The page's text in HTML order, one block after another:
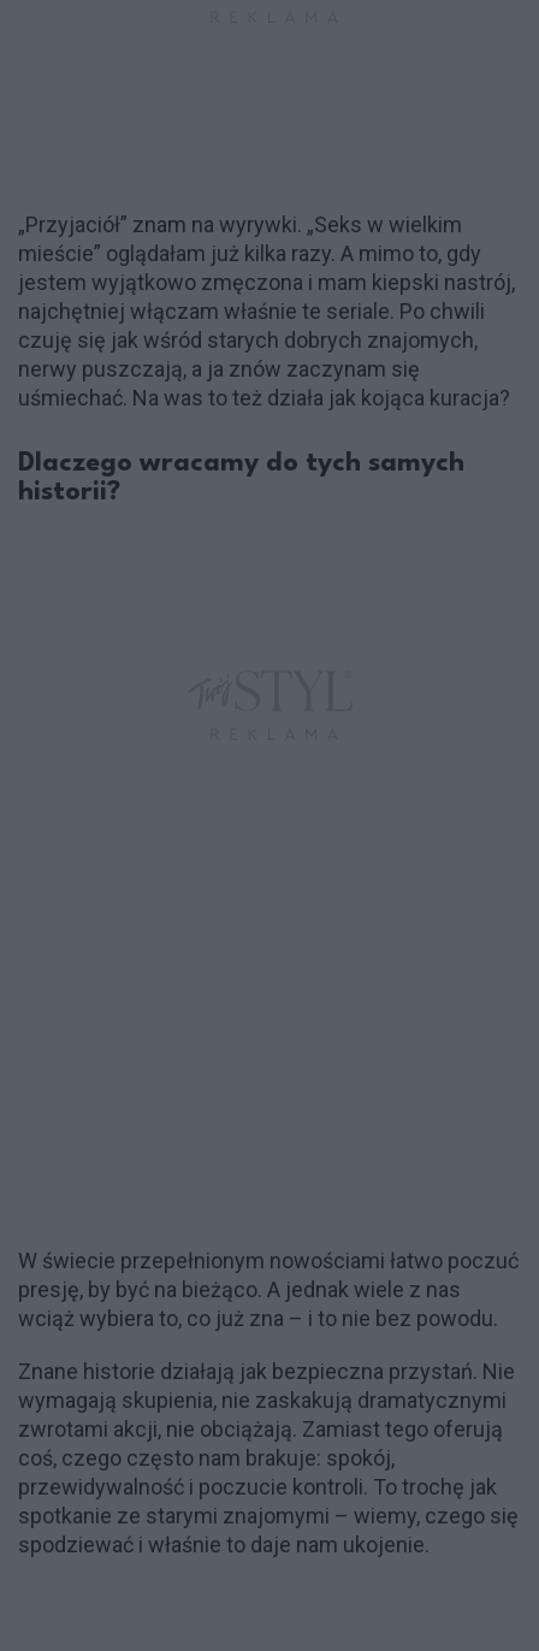
„Przyjaciół” znam na wyrywki. „Seks w wielkim
mieście” oglądałam już kilka razy. A mimo to, gdy
jestem wyjątkowo zmęczona i mam kiepski nastrój,
najchętniej włączam właśnie te seriale. Po chwili
czuję się jak wśród starych dobrych znajomych,
nerwy puszczają, a ja znów zaczynam się
uśmiechać. Na was to też działa jak kojąca kuracja?
Dlaczego wracamy do tych samych
historii?
W świecie przepełnionym nowościami łatwo poczuć
presję, by być na bieżąco. A jednak wiele z nas
wciąż wybiera to, co już zna – i to nie bez powodu.
Znane historie działają jak bezpieczna przystań. Nie
wymagają skupienia, nie zaskakują dramatycznymi
zwrotami akcji, nie obciążają. Zamiast tego oferują
coś, czego często nam brakuje: spokój,
przewidywalność i poczucie kontroli. To trochę jak
spotkanie ze starymi znajomymi – wiemy, czego się
spodziewać i właśnie to daje nam ukojenie.